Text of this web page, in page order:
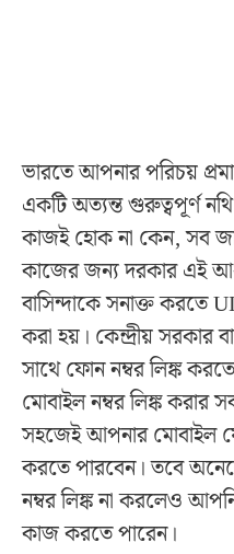
ভারতে আপনার পরিচয়
একটি অত্যন্ত গুরুত্বপূর্ণ
কাজই হোক না কেন, সব
কাজের জন্য দরকার এই
বাসিন্দাকে সনাক্ত করতে
করা হয়। কেন্দ্রীয় সরকার
সাথে ফোন নম্বর লিঙ্ক
মোবাইল নম্বর লিঙ্ক করার
সহজেই আপনার মোবাইল
করতে পারবেন। তবে
নম্বর লিঙ্ক না করলেও
কাজ করতে পারেন।